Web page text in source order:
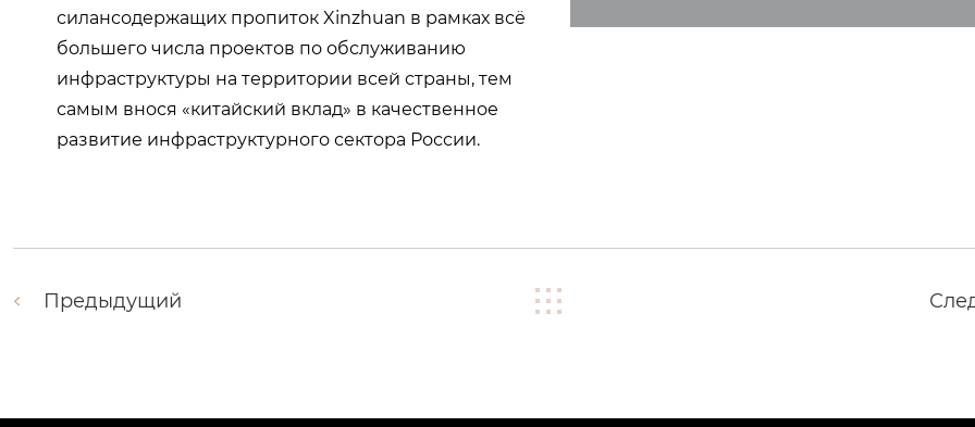
силансодержащих пропиток Xinzhuan в рамках всё
большего числа проектов по обслуживанию
инфраструктуры на территории всей страны, тем
самым внося «китайский вклад» в качественное
развитие инфраструктурного сектора России.
Предыдущий